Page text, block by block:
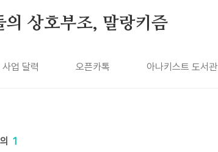
의 상호부조, 말랑키즘
사업 달력 오픈카톡 아나키스트 도서관
1